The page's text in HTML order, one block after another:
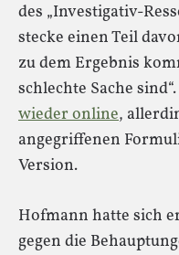
des „Investigativ-
stecke einen Teil
zu dem Ergebnis
schlechte Sache
wieder online,
angegriffenen
Version.
Hofmann hatte sich
gegen die